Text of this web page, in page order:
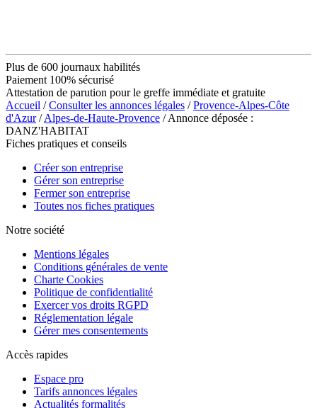
Plus de 600 journaux habilités
Paiement 100% sécurisé
Attestation de parution pour le greffe immédiate et gratuite
Accueil /Consulter les annonces légales /Provence-Alpes-Côte
d'Azur/Alpes-de-Haute-Provence / Annonce déposée :
DANZ'HABITAT
Fiches pratiques et conseils
Créer son entreprise
Gérer son entreprise
Fermer son entreprise
Toutes nos fiches pratiques
Notre société
Mentions légales
Conditions générales de vente
Charte Cookies
Politique de confidentialité
Exercer vos droits RGPD
Réglementation légale
Gérer mes consentements
Accès rapides
Espace pro
Tarifs annonces légales
Actualités formalités